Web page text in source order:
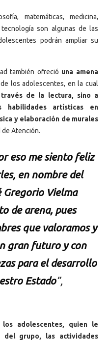
matemáticas, medicina,
son algunas de las
podrán ampliar su
también ofreció una amena
los adolescentes, en la cual
de la lectura, sino a
habilidades artísticas en
y elaboración de murales
Atención.
eso me siento feliz
en nombre del
Gregorio Vielma
de arena, pues
que valoramos y
gran futuro y con
para el desarrollo
Estado”,
adolescentes, quien le
del grupo, las actividades